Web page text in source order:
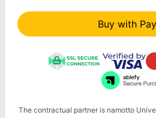
Buy with
The contractual partner is namotto